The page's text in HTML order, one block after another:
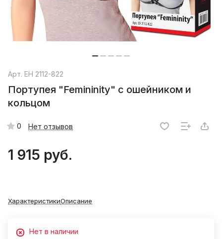
Арт. EH 2112-822
Портупея "Femininity" с ошейником и
кольцом
0 Нет отзывов
1 915 руб.
ХарактеристикиОписание
Нет в наличии